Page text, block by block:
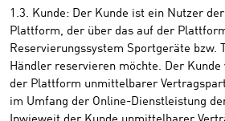
1.3. Kunde: Der Kunde ist ein Nutzer
Plattform, der über das auf der
Reservierungssystem Sportgeräte bzw.
Händler reservieren möchte. Der
der Plattform unmittelbarer
im Umfang der Online-Dienstleistung